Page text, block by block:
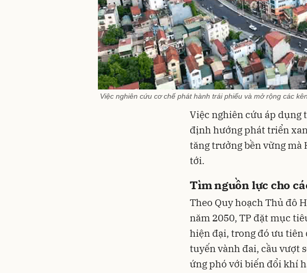
Việc nghiên cứu cơ chế phát hành trái phiếu và mở rộng các
Việc nghiên cứu áp dụng
định hướng phát triển
tăng trưởng bền vững mà
tới.
Tìm nguồn lực cho
Theo Quy hoạch Thủ đô
năm 2050, TP đặt mục
hiện đại, trong đó ưu tiên
tuyến vành đai, cầu vượt
ứng phó với biến đổi khí